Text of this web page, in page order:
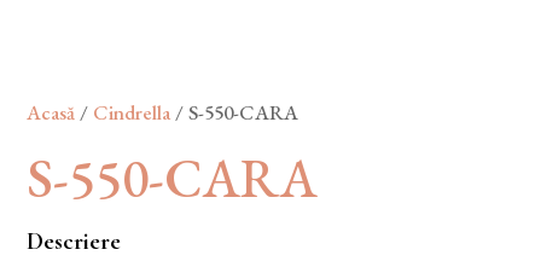
Acasă / Cindrella / S-550-CARA
S-550-CARA
Descriere